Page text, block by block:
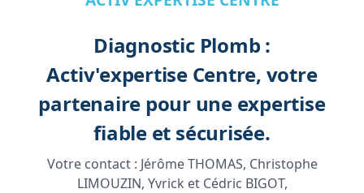
Diagnostic Plomb :
Activ'expertise Centre, votre
partenaire pour une expertise
fiable et sécurisée.
Votre contact : Jérôme THOMAS, Christophe
LIMOUZIN, Yvrick et Cédric BIGOT,